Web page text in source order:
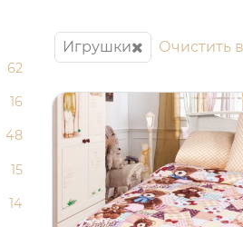
62
16
48
15
14
Игрушки Очистить